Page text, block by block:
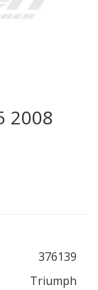
2008
376139
Triumph